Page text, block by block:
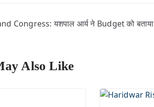
Congress: यशपाल आर्य ने Budget को बताया
Also Like